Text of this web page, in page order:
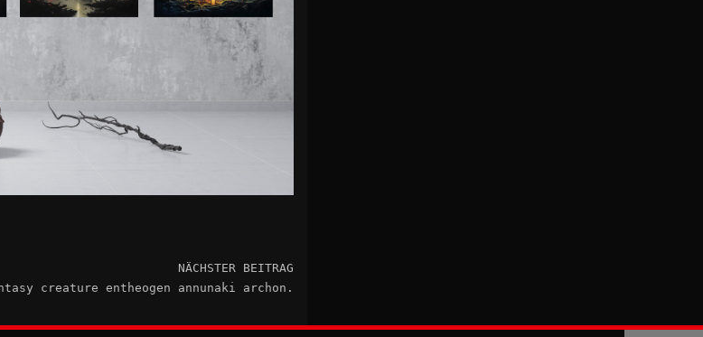
NÄCHSTER BEITRAG
creature entheogen annunaki archon.